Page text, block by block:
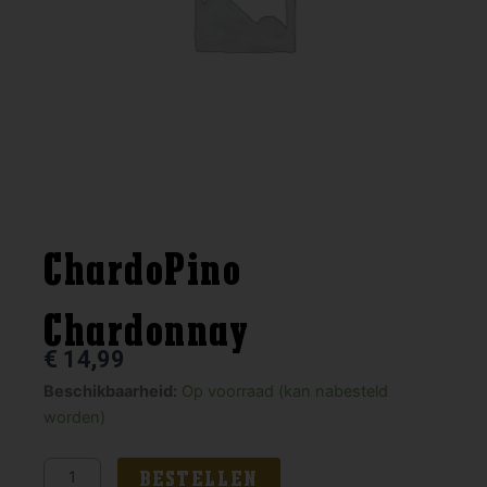
ChardoPino
Chardonnay
€ 14,99
Beschikbaarheid: Op voorraad (kan nabesteld
worden)
ChardoPino
Chardonnay
BESTELLEN